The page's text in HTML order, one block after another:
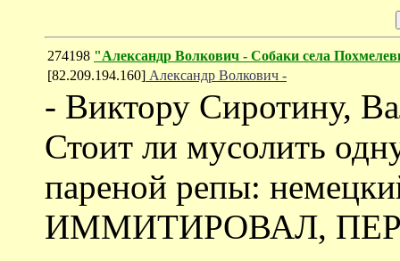
274198 "Александр Волкович - Собаки села
[82.209.194.160] Александр Волкович -
- Виктору Сиротину,
Стоит ли мусолить
пареной репы:
ИММИТИРОВАЛ,